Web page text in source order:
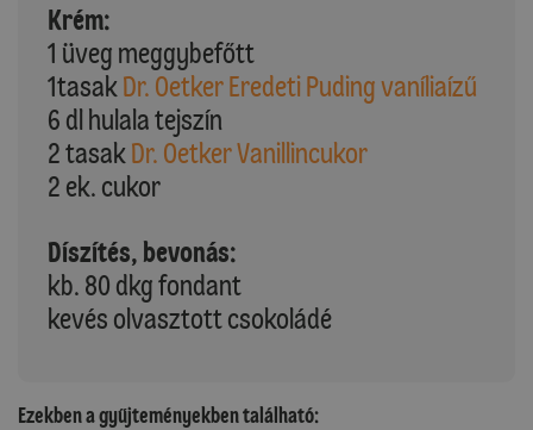
Krém:
1 üveg meggybefőtt
1tasak Dr. Oetker Eredeti Puding vaníliaízű
6 dl hulala tejszín
2 tasak Dr. Oetker Vanillincukor
2 ek. cukor
Díszítés, bevonás:
kb. 80 dkg fondant
kevés olvasztott csokoládé
Ezekben a gyűjteményekben található: